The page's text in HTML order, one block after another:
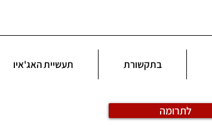
בתקשורת תעשיית האג'איו
לתרומה